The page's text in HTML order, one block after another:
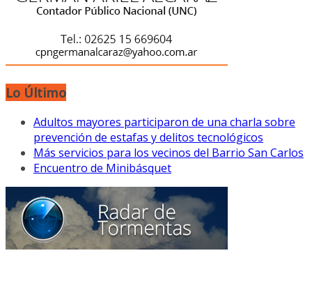
Lo Último
Adultos mayores participaron de una charla sobre
prevención de estafas y delitos tecnológicos
Más servicios para los vecinos del Barrio San Carlos
Encuentro de Minibásquet